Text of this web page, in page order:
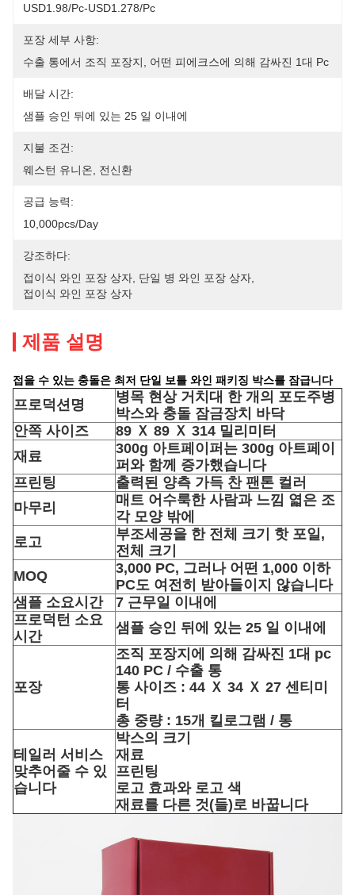
USD1.98/pc-USD1.278/pc
포장 세부 사항:
수출 통에서 조직 포장지, 어떤 피에크스에 의해 감싸진 1대 Pc
배달 시간:
샘플 승인 뒤에 있는 25 일 이내에
지불 조건:
웨스턴 유니온, 전신환
공급 능력:
10,000pcs/day
강조하다:
접이식 와인 포장 상자 단일 병 와인 포장 상자
접이식 와인 포장 상자
제품 설명
접을 수 있는 충돌은 최저 단일 보틀 와인 패키징 박스를 잠급니다
프로덕션명
병목 현상 거치대 한 개의 포도주병
박스와 충돌 잠금장치 바닥
안쪽 사이즈
89 Ｘ 89 Ｘ 314 밀리미터
재료
300g 아트페이퍼는 300g 아트페이
퍼와 함께 증가했습니다
프린팅
출력된 양측 가득 찬 팬톤 컬러
마무리
매트 어수룩한 사람과 느낌 엷은 조
각 모양 밖에
로고
부조세공을 한 전체 크기 핫 포일,
전체 크기
MOQ
3,000 PC, 그러나 어떤 1,000 이하
PC도 여전히 받아들이지 않습니다
샘플 소요시간
7 근무일 이내에
프로덕턴 소요
시간
샘플 승인 뒤에 있는 25 일 이내에
포장
조직 포장지에 의해 감싸진 1대 pc
140 PC / 수출 통
통 사이즈 : 44 Ｘ 34 Ｘ 27 센티미
터
총 중량 : 15개 킬로그램 / 통
테일러 서비스
맞추어줄 수 있
습니다
박스의 크기
재료
프린팅
로고 효과와 로고 색
재료를 다른 것(들)로 바꿉니다